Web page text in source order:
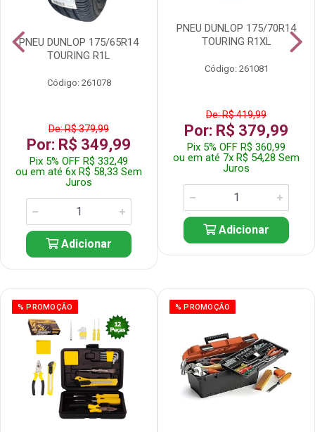
PNEU DUNLOP 175/65R14
TOURING R1L
Código: 261078
De: R$ 379,99
Por: R$ 349,99
Pix 5% OFF R$ 332,49
ou em até 6x R$ 58,33 Sem
Juros
Adicionar
PNEU DUNLOP 175/70R14
TOURING R1XL
Código: 261081
De: R$ 419,99
Por: R$ 379,99
Pix 5% OFF R$ 360,99
ou em até 7x R$ 54,28 Sem
Juros
Adicionar
% PROMOÇÃO % PROMOÇÃO